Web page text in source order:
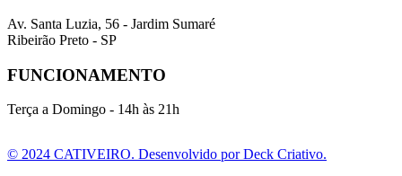
Av. Santa Luzia, 56 - Jardim Sumaré
Ribeirão Preto - SP
FUNCIONAMENTO
Terça a Domingo - 14h às 21h
© 2024 CATIVEIRO. Desenvolvido por Deck Criativo.